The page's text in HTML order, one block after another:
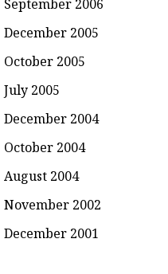
September 2006
December 2005
October 2005
July 2005
December 2004
October 2004
August 2004
November 2002
December 2001